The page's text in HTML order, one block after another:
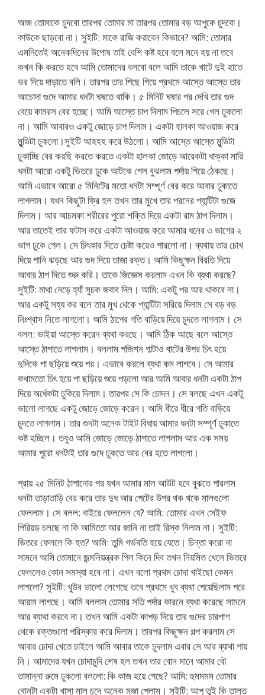
আজ তোমাকে চুদবো তারপর তোমার মা তারপর তোমার বড় আপুকে চুদবো।
কাউকে ছাড়বো না। সুইটি: মাকে রাজি করাবেন কিভাবে? আমি: তোমার
এমনিতেই অনেকদিনের উপোষ তাই বেশি কষ্ট হবে বলে মনে হয় না তবে
কখন কি করতে হবে আমি তোমাদের বলবো বলে আমি তাকে খাটে দুই হাতে
ভর দিয়ে দাড়াতে বলি। তারপর তার পিছে গিয়ে প্রথমে আস্তে আস্তে তার
আচোদা গুদে আমার ধনটা ঘষতে থাকি। ৫ মিনিট ঘষার পর দেখি তার গুদ
বেয়ে কামরস বের হচ্ছে। আমি আস্তে চাপ দিলাম পিচলে সরে গেল ঢুকলো
না। আমি আবারও একটু জোড়ে চাপ দিলাম। একটা হালকা আওয়াজ করে
মুন্ডিটা ঢুকলো।সুইটি আহহহ করে উঠলো। আমি আস্তে আস্তে মুন্ডিটা
ঢুকাচ্ছি বের করছি করতে করতে একটা হালকা জোড়ে আরেকটা ধাক্কা মারি
ধনটা আরো একটু ভিতরে ঢুকে আটকে গেল বুঝলাম পর্দায় গিয়ে ঠেকছে।
আমি এভাবে আরো ৫ মিনিটের মতো ধনটা সম্পূর্ণ বের করে আবার ঢুকাতে
লাগলাম। যখন কিছুটা ফ্রি হল তখন তার মুখে তার পরনের প্যান্টিটা গুজে
দিলাম। আর আচমকা শরীরের পুরো শক্তি দিয়ে একটা রাম ঠাপ দিলাম।
আর তাতেই তার ফটাস করে একটা আওয়াজ করে আমার ধনের ৩ ভাগের ২
ভাগ ঢুকে গেল। সে চিৎকার দিতে চেষ্টা করেও পারলো না। ব্যথায় তার চোখ
দিয়ে পানি ঝড়ছে আর গুদ দিয়ে তাজা রক্ত। আমি কিছুক্ষন বিরতি দিয়ে
আবার ঠাপ দিতে শুরু করি। তাকে জিজ্ঞেস করলাম এখন কি ব্যথা করছে?
সুইটি: মাথা নেড়ে হ্যাঁ সুচক জবাব দিল। আমি: একটু পর আর থাকবে না।
আর একটু সহ্য কর বলে তার মুখ থেকে প্যান্টিটা সরিয়ে দিলাম সে বড় বড়
নিঃশ্বাস নিতে লাগলো। আমি ঠাপের গতি বাড়িয়ে দিয়ে চুদতে লাগলাম। সে
বলল: ভাইয়া আস্তে করেন ব্যথা করছে। আমি ঠিক আছে বলে আস্তে
আস্তে ঠাপাতে লাগলাম। বললাম পজিশন পাল্টাও খাটের উপর চিৎ হয়ে
দুদিকে পা ছড়িয়ে শুয়ে পর। এভাবে করলে ব্যথা কম লাগবে। সে আমার
কথামতো চিৎ হয়ে পা ছড়িয়ে শুয়ে পড়লো আর আমি আবার ধনটা একটা ঠাপ
দিয়ে অর্ধেকটা ঢুকিয়ে দিলাম। তারপর সে কি চোদন। সে বলছে এখন একটু
ভালো লাগছে একটু জোড়ে জোড়ে করেন। আমি ধীরে ধীরে গতি বাড়িয়ে
চুদতে লাগলাম। তার গুদটা অনেক টাইট বিধায় আমার ধনটা সম্পূর্ণ ঢুকাতে
কষ্ট হচ্ছিল। তবুও আমি জোড়ে জোড়ে ঠাপাতে লাগলাম আর এক সময়
আমার পুরো ধনটাই তার গুদে ঢুকতে আর বের হতে লাগলো।
প্রায় ২৫ মিনিট ঠাপানোর পর যখন আমার মাল আউট হবে বুঝতে পারলাম
ধনটা তাড়াতাড়ি বের করে তার দুধ আর পেটের উপর থক থকে মালগুলো
ফেললাম। সে বলল: বাইরে ফেললেন যে? আমি: তোমার এখন সেইফ
পিরিয়ড চলছে না কি আমিতো আর জানি না তাই রিস্ক নিলাম না। সুইটি:
ভিতরে ফেললে কি হত? আমি: তুমি গর্ভবতি হয়ে যেতে। চিন্তা করো না
সামনে আমি তোমানে জন্মনিয়ন্ত্রক পিল কিনে দিব তখন নিয়মিত খেলে ভিতরে
ফেললেও কোন সমস্যা হবে না। এখন বলো প্রথম চোদা খাইছো কেমন
লাগলো? সুইটি: খুউব ভালো লেগেছে তবে প্রথমে খুব ব্যথা পেয়েছিলাম পরে
আরাম লাগছে। আমি বললাম তোমার সতি পর্দার কারনে ব্যথা করেছে সামনে
আর ব্যাথা করবে না। তখন আমি একটা কাপড় দিয়ে তার গুদের চারপাশ
থেকে রক্তগুলো পরিস্কার করে দিলাম। তারপর কিছুক্ষন গল্প করলাম সে
আবার চোদা খেতে চাইলে আমি আবার তাকে চুদলাম এবার সে আর ব্যাথা পায়
নি। আমাদের যখন চোদাচুদি শেষ হল তখন তার বোন মানে আমার বৌ
তামান্না রুমে ঢুকলো বললো: কি কাজ হয়ে গেছে? আমি: হুমমমম তোমার
বোনটা একটা খাসা মাল চুদে অনেক মজা পেলাম। সুইটি: আপু তুই কি তালত